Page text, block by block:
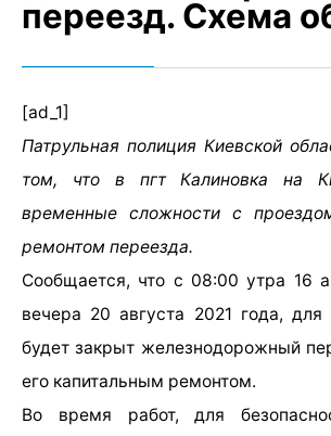
переезд. Схема
[ad_1]
Патрульная полиция Киевской
том, что в пгт Калиновка на
временные сложности с
ремонтом переезда.
Сообщается, что с 08:00 утра 16
вечера 20 августа 2021 года, для
будет закрыт железнодорожный
его капитальным ремонтом.
Во время работ, для